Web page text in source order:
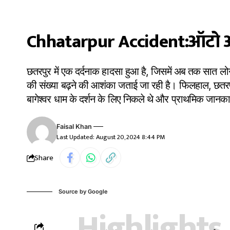
Chhatarpur Accident:ऑटो
छतरपुर में एक दर्दनाक हादसा हुआ है, जिसमें अब तक सात
की संख्या बढ़ने की आशंका जताई जा रही है। फिलहाल,
बागेश्वर धाम के दर्शन के लिए निकले थे और प्राथमिक
Last Updated: August 20, 2024 8:44 PM
Faisal Khan
Share
Source by Google